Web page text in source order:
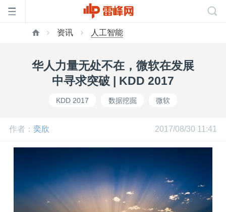
资讯 人工智能
华人力量无处不在，微软在发展
中寻求突破 | KDD 2017
KDD 2017 数据挖掘 微软
作者： 奕欣 2017/08/30 11:41